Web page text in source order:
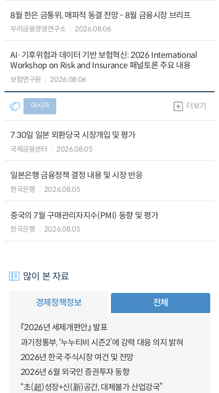
8월 한은 금통위, 매파적 동결 전망 - 8월 금융시장 브리프
우리금융경영연구소 2026.08.06
AI·기후위험과 데이터 기반 보험혁신: 2026 International
Workshop on Risk and Insurance 패널토론 주요 내용
보험연구원 2026.08.06
아시아 더보기
7.30일 일본 외환당국 시장개입 및 평가
국제금융센터 2026.08.05
일본은행 금융정책 결정 내용 및 시장 반응
한국은행 2026.08.05
중국의 7월 구매관리자지수(PMI) 동향 및 평가
한국은행 2026.08.05
많이 본 자료
경제정책정보 전체
『2026년 세제개편안』 발표
과기정통부, ‘누누티비 시즌2’에 강력 대응 의지 밝혀
2026년 한국 주식시장 여건 및 전망
2026년 6월 외국인 증권투자 동향
“초(超)성장+신(新)공간, 대체불가 산업강국”